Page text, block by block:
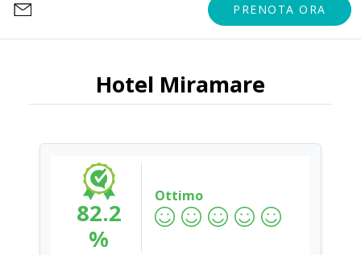
PRENOTA ORA
Hotel Miramare
82.2
%
Ottimo